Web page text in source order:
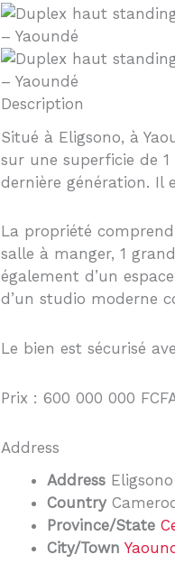
Description
Situé à Eligsono, à
sur une superficie de 1
dernière génération. Il
La propriété
salle à manger, 1
également d’un
d’un studio moderne
Le bien est sécurisé
Prix : 600 000 000
Address
Address Eligsono
Country
Province/State
City/Town